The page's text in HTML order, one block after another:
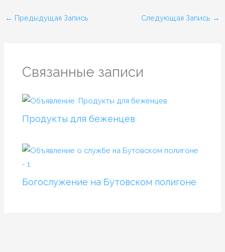
← Предыдущая Запись Следующая Запись →
Связанные записи
Продукты для беженцев
Богослужение на Бутовском полигоне